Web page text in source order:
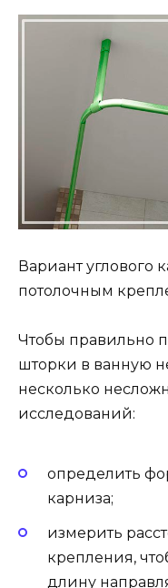
Вариант углового
потолочным
Чтобы правильно
шторки в ванную
несколько
исследований:
определить
карниза;
измерить
крепления,
длину